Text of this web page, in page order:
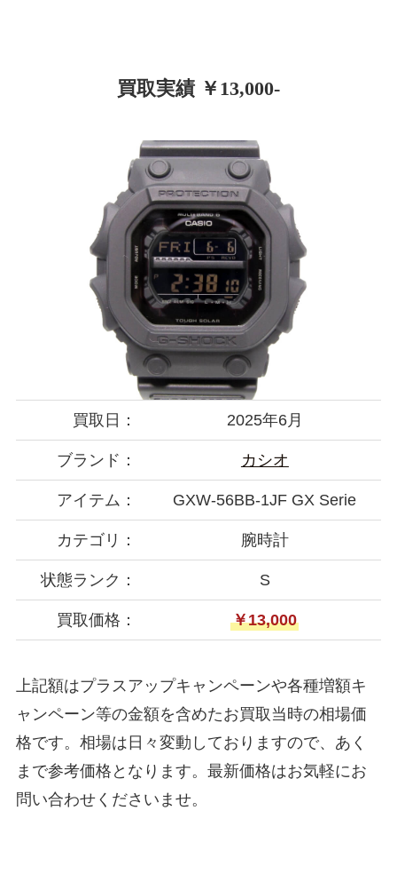
買取実績 ￥13,000-
買取日： 2025年6月
ブランド： カシオ
アイテム： GXW-56BB-1JF GX Serie
カテゴリ： 腕時計
状態ランク： S
買取価格： ￥13,000
上記額はプラスアップキャンペーンや各種増額キ
ャンペーン等の金額を含めたお買取当時の相場価
格です。相場は日々変動しておりますので、あく
まで参考価格となります。最新価格はお気軽にお
問い合わせくださいませ。